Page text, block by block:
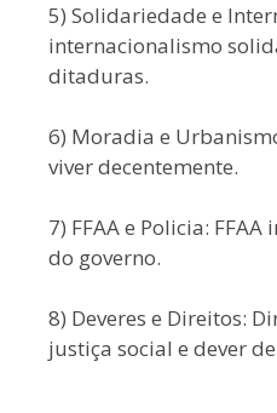
5) Solidariedade e
internacionalismo
ditaduras.
6) Moradia e
viver decentemente.
7) FFAA e Policia:
do governo.
8) Deveres e Direitos:
justiça social e dever